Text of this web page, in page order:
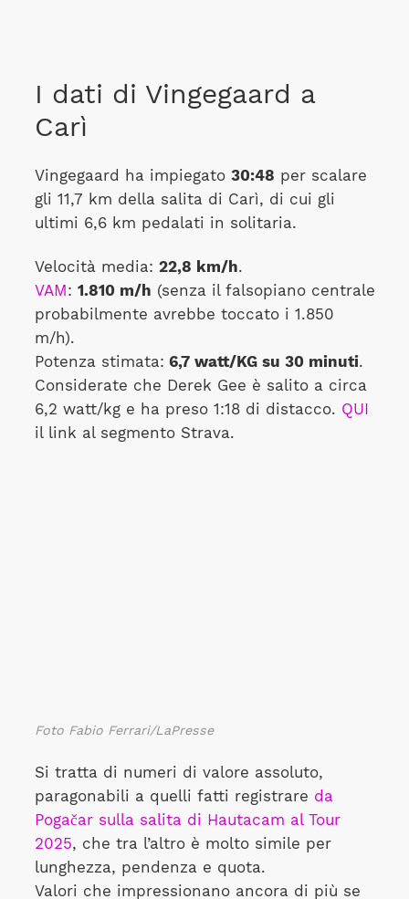
I dati di Vingegaard a
Carì
Vingegaard ha impiegato 30:48 per scalare
gli 11,7 km della salita di Carì, di cui gli
ultimi 6,6 km pedalati in solitaria.
Velocità media: 22,8 km/h.
VAM: 1.810 m/h (senza il falsopiano centrale
probabilmente avrebbe toccato i 1.850
m/h).
Potenza stimata: 6,7 watt/KG su 30 minuti.
Considerate che Derek Gee è salito a circa
6,2 watt/kg e ha preso 1:18 di distacco. QUI
il link al segmento Strava.
Foto Fabio Ferrari/LaPresse
Si tratta di numeri di valore assoluto,
paragonabili a quelli fatti registrare da
Pogačar sulla salita di Hautacam al Tour
2025, che tra l’altro è molto simile per
lunghezza, pendenza e quota.
Valori che impressionano ancora di più se